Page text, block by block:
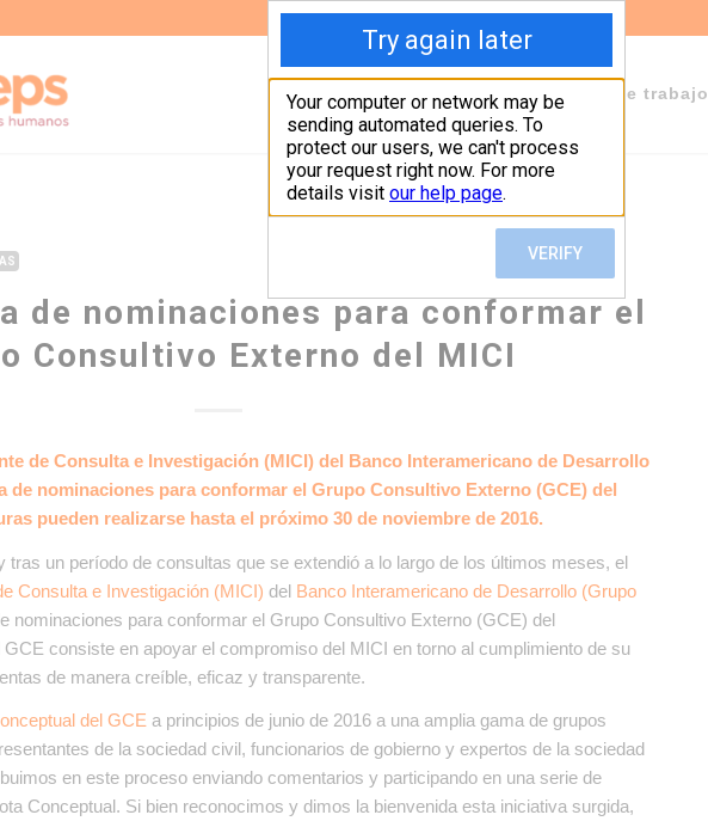
Sobre Fundeps Staff Áreas de trabajo
de nominaciones para conformar el
Consultivo Externo del MICI
de Consulta e Investigación (MICI) del Banco Interamericano de Desarrollo
de nominaciones para conformar el Grupo Consultivo Externo (GCE) del
pueden realizarse hasta el próximo 30 de noviembre de 2016.
tras un período de consultas que se extendió a lo largo de los últimos meses, el
Consulta e Investigación (MICI) del Banco Interamericano de Desarrollo (Grupo
nominaciones para conformar el Grupo Consultivo Externo (GCE) del
consiste en apoyar el compromiso del MICI en torno al cumplimiento de su
de manera creíble, eficaz y transparente.
del GCE a principios de junio de 2016 a una amplia gama de grupos
de la sociedad civil, funcionarios de gobierno y expertos de la sociedad
en este proceso enviando comentarios y participando en una serie de
Conceptual. Si bien reconocimos y dimos la bienvenida esta iniciativa surgida,